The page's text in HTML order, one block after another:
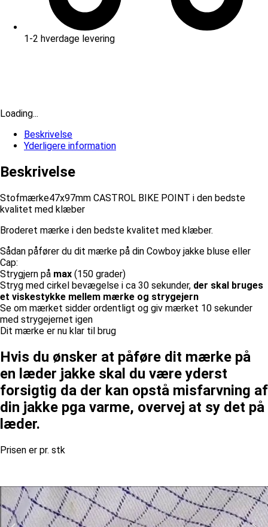
1-2 hverdage levering
Loading...
Beskrivelse
Yderligere information
Beskrivelse
Stofmærke47x97mm CASTROL BIKE POINT i den bedste
kvalitet med klæber
Broderet mærke i den bedste kvalitet med klæber.
Sådan påfører du dit mærke på din Cowboy jakke bluse eller
Cap:
Strygjern på max (150 grader)
Stryg med cirkel bevægelse i ca 30 sekunder, der skal bruges
et viskestykke mellem mærke og strygejern
Se om mærket sidder ordentligt og giv mærket 10 sekunder
med strygejernet igen
Dit mærke er nu klar til brug
Hvis du ønsker at påføre dit mærke på
en læder jakke skal du være yderst
forsigtig da der kan opstå misfarvning af
din jakke pga varme, overvej at sy det på
læder.
Prisen er pr. stk